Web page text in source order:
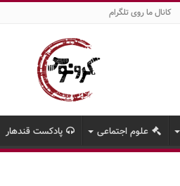
کانال ما روی تلگرام
علوم اجتماعی پادکست قندهار